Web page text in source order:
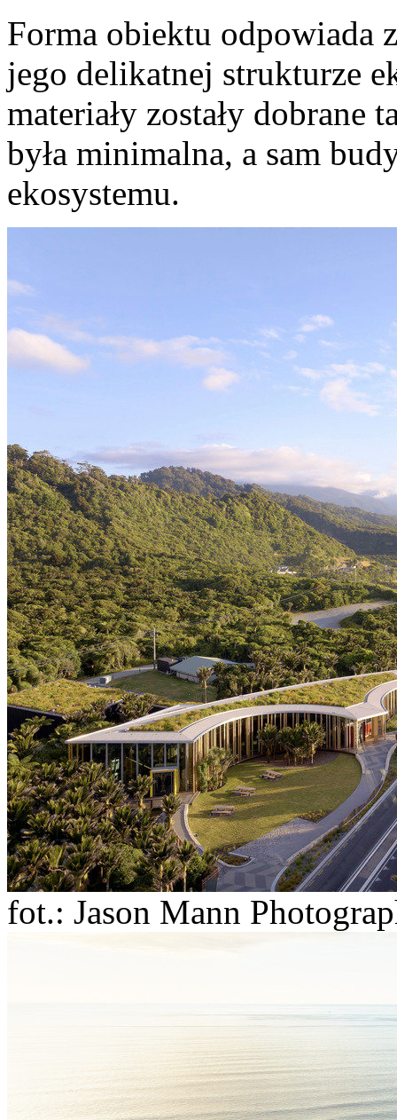
Forma obiektu odpowiada
jego delikatnej strukturze
materiały zostały dobrane
była minimalna, a sam
ekosystemu.
fot.: Jason Mann